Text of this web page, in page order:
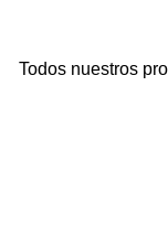
Todos nuestros